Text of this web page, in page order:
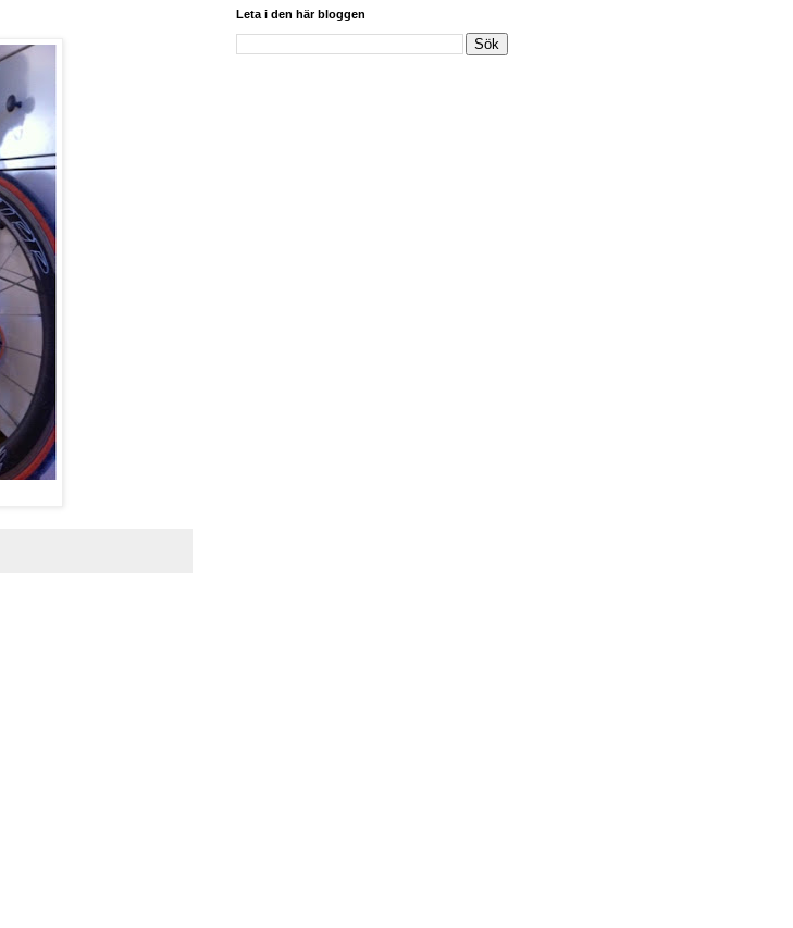
Leta i den här bloggen